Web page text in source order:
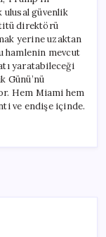
güvenlik
direktörü
yerine uzaktan
hamlenin mevcut
yaratabileceği
Günü’nü
Hem Miami hem
ve endişe içinde.